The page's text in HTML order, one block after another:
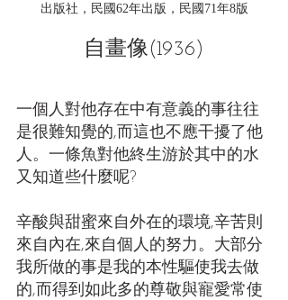
出版社，民國62年出版，民國71年8版
自畫像(1936)
一個人對他存在中有意義的事往往
是很難知覺的,而這也不應干擾了他
人。一條魚對他終生游於其中的水
又知道些什麼呢?
辛酸與甜蜜來自外在的環境,辛苦則
來自內在,來自個人的努力。大部分
我所做的事是我的本性驅使我去做
的,而得到如此多的尊敬與寵愛常使